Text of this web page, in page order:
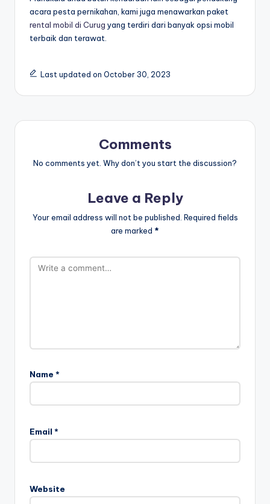
acara pesta pernikahan, kami juga menawarkan paket
rental mobil di Curug yang terdiri dari banyak opsi mobil
terbaik dan terawat.
Last updated on October 30, 2023
Comments
No comments yet. Why don’t you start the discussion?
Leave a Reply
Your email address will not be published. Required fields
are marked *
Name *
Email *
Website